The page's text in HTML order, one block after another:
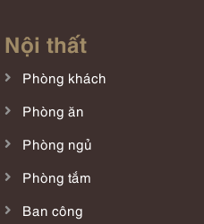
Nội thất
Phòng khách
Phòng ăn
Phòng ngủ
Phòng tắm
Ban công